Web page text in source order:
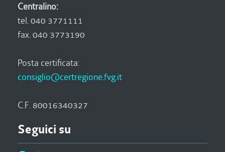
Centralino:
tel. 040 3771111
fax. 040 3773190
Posta certificata:
consiglio@certregione.fvg.it
C.F. 80016340327
Seguici su